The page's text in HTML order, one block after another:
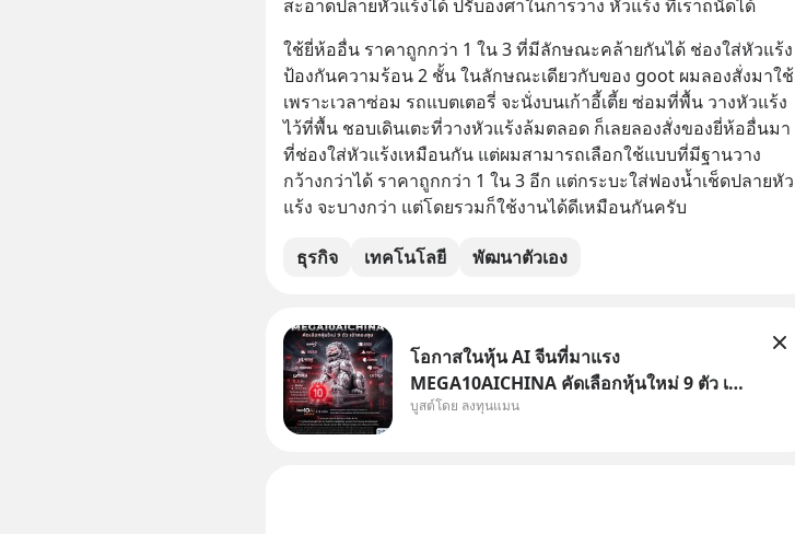
สะอาดปลายหัวแร้งได้ ปรับองศาในการวาง หัวแร้ง ที่เราถนัดได้
ใช้ยี่ห้ออื่น ราคาถูกกว่า 1 ใน 3 ที่มีลักษณะคล้ายกันได้ ช่องใส่หัวแร้ง
ป้องกันความร้อน 2 ชั้น ในลักษณะเดียวกับของ goot ผมลองสั่งมาใช้
เพราะเวลาซ่อม รถแบตเตอรี่ จะนั่งบนเก้าอี้เตี้ย ซ่อมที่พื้น วางหัวแร้ง
ไว้ที่พื้น ชอบเดินเตะที่วางหัวแร้งล้มตลอด ก็เลยลองสั่งของยี่ห้ออื่นมา
ที่ช่องใส่หัวแร้งเหมือนกัน แต่ผมสามารถเลือกใช้แบบที่มีฐานวาง
กว้างกว่าได้ ราคาถูกกว่า 1 ใน 3 อีก แต่กระบะใส่ฟองน้ำเช็ดปลายหัว
แร้ง จะบางกว่า แต่โดยรวมก็ใช้งานได้ดีเหมือนกันครับ
ธุรกิจ เทคโนโลยี พัฒนาตัวเอง
โอกาสในหุ้น AI จีนที่มาแรง
MEGA10AICHINA คัดเลือกหุ้นใหม่ 9 ตัว เข้า
กองทุน.. ครอบคลุมทั้งซัปพลายเชน AI จีน
บูสต์โดย ลงทุนแมน